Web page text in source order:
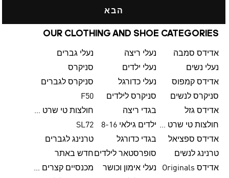
הבא
OUR CLOTHING AND SHOE CATEGORIES
אדידס סמבה נעלי ריצה
נעלי גברים
נעלי נשים
נעלי ילדים
סניקרס
אדידס קמפוס
נעלי כדורגל
סניקרס לגברים
סניקרס לנשים
סניקרס לילדים
F50
אדידס גזל
בגדי ריצה
חולצות טי שרט לגברים
חולצות טי שרט לנשים ילדים גילאי 8-16
SL72
אדידס ספציאל
בגדי כדורגל
טרנינג לגברים
טרנינג לנשים
סופרסטאר לילדים חדש באתר
אדידס Originals
נעלי אימון וכושר
מכנסיים קצרים לגברים